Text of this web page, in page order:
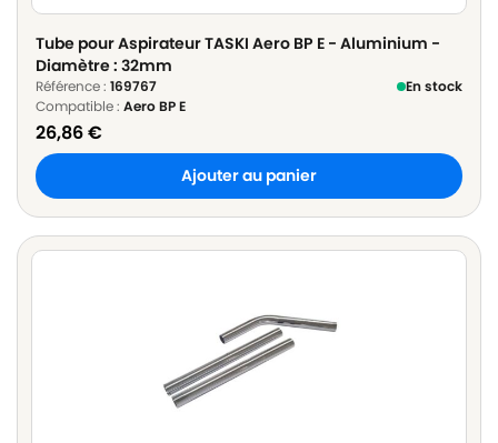
Tube pour Aspirateur TASKI Aero BP E - Aluminium -
Diamètre : 32mm
Référence : 169767
En stock
Compatible : Aero BP E
26,86€
Ajouter au panier